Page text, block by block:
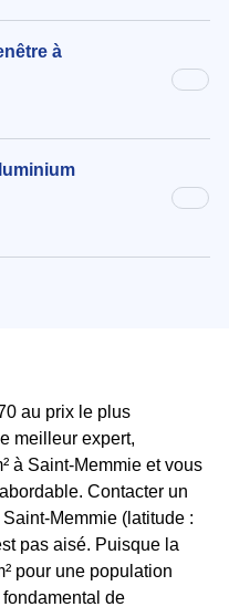
à
au prix le plus
meilleur expert,
à Saint-Memmie et vous
Contacter un
Memmie (latitude :
pas aisé. Puisque la
pour une population
de